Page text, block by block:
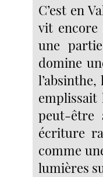
C’est en
vit encore
une
domine
emplissait
peut-être
écriture
comme
lumières